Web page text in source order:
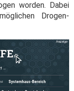
worden. Dabei
Drogen-